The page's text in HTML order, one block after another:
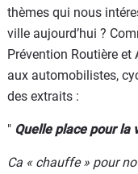
thèmes qui nous
ville aujourd’hui ?
Prévention Routière
aux automobilistes,
des extraits :
" Quelle place pour la
Ca « chauffe » pour